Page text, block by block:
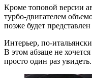
Кроме топовой версии
турбо-двигателем
позже будет
Интерьер, по-
В этом абзаце не
просто один раз увидеть.